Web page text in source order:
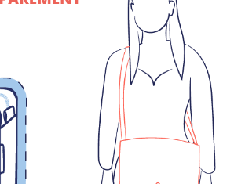
JUSQU'À 30 JOURS POUR CHANGER D'AVIS